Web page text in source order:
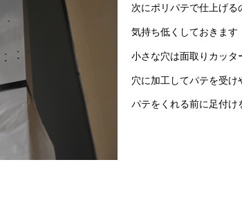
次にポリパテで仕上げる
気持ち低くしておきます
小さな穴は面取りカッタ
穴に加工してパテを受け
パテをくれる前に足付け